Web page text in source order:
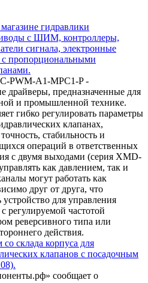
гидравлики
с ШИМ, контроллеры,
сигнала, электронные
с пропорциональными
PWM-A1-MPC1-P -
драйверы, предназначенные для
и промышленной технике.
гибко регулировать параметры
клапанах,
стабильность и
операций в ответственных
с двумя выходами (серия XMD-
как давлением, так и
могут работать как
друг от друга, что
устройство для управления
регулируемой частотой
реверсивного типа или
действия.
со склада корпуса для
клапанов с посадочным
сообщает о